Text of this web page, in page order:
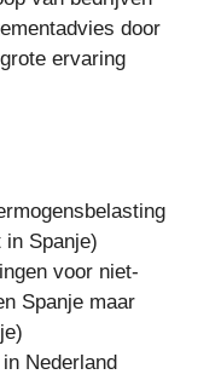
door
ervaring
in Spanje)
voor niet-
Spanje maar
Nederland